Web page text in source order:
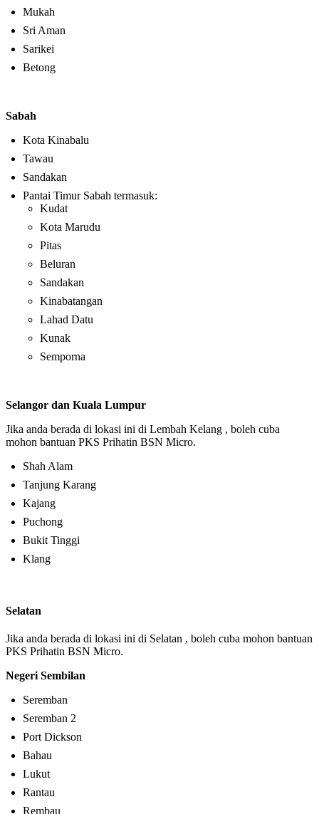
Mukah
Sri Aman
Sarikei
Betong
Sabah
Kota Kinabalu
Tawau
Sandakan
Pantai Timur Sabah termasuk:
Kudat
Kota Marudu
Pitas
Beluran
Sandakan
Kinabatangan
Lahad Datu
Kunak
Semporna
Selangor dan Kuala Lumpur
Jika anda berada di lokasi ini di Lembah Kelang , boleh cuba
mohon bantuan PKS Prihatin BSN Micro.
Shah Alam
Tanjung Karang
Kajang
Puchong
Bukit Tinggi
Klang
Selatan
Jika anda berada di lokasi ini di Selatan , boleh cuba mohon bantuan
PKS Prihatin BSN Micro.
Negeri Sembilan
Seremban
Seremban 2
Port Dickson
Bahau
Lukut
Rantau
Rembau